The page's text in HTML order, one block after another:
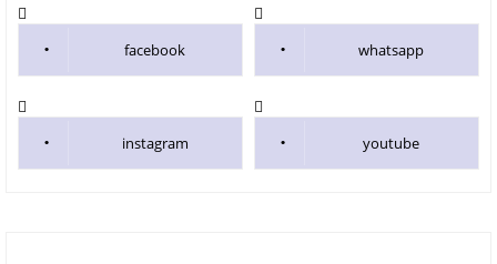
facebook whatsapp
instagram youtube